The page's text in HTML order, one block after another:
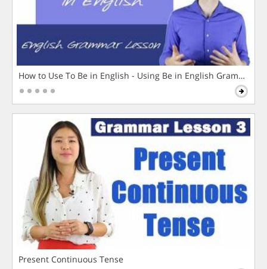
How to Use To Be in English - Using Be in English Grammar
Present Continuous Tense